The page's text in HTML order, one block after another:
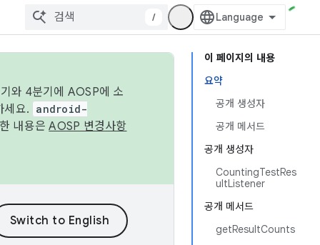
/
이 페이지의 내용
요약
공개 생성자
공개 메서드
공개 생성자
CountingTestRes
ultListener
공개 메서드
getResultCounts
와 4분기에 AOSP에 소
세요. android-
내용은AOSP 변경사항